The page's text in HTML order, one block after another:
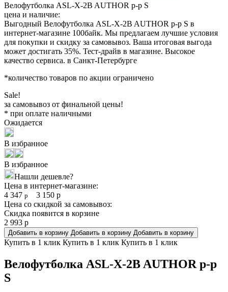
Велофутболка ASL-X-2B AUTHOR р-р S
цена и наличие:
Выгодный Велофутболка ASL-X-2B AUTHOR р-р S в
интернет-магазине 100байк. Мы предлагаем лучшие условия
для покупки и скидку за самовывоз. Ваша итоговая выгода
может достигать 35%. Тест-драйв в магазине. Высокое
качество сервиса. в Санкт-Петербурге
*количество товаров по акции ограничено
Sale!
за самовывоз от финальной цены!
* при оплате наличными
Ожидается
В избранное
В избранное
Нашли дешевле?
Цена в интернет-магазине:
4 347 р 3 150 р
Цена со скидкой за самовывоз:
Скидка появится в корзине
2 993 р
Добавить в корзину Добавить в корзину Добавить в корзину
Купить в 1 клик Купить в 1 клик Купить в 1 клик
Велофутболка ASL-X-2B AUTHOR р-р
S